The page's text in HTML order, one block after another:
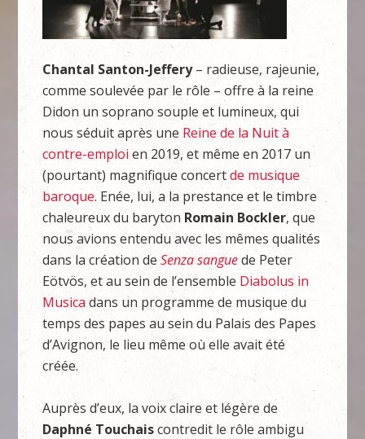
Chantal Santon-Jeffery– radieuse, rajeunie,
comme soulevée par le rôle – offre à la reine
Didon un soprano souple et lumineux, qui
nous séduit après une Reine de la Nuit à
contre-emploien 2019, et même en 2017 un
(pourtant) magnifique concertde musique
baroque. Enée, lui, a la prestance et le timbre
chaleureux du baryton Romain Bockler, que
nous avions entendu avec les mêmes qualités
dans la création deSenza sanguede Peter
Eötvös, et au sein de l’ensemble Diabolus in
Musicadans un programme de musique du
temps des papes au sein du Palais des Papes
d’Avignon, le lieu même où elle avait été
créée.
Auprès d’eux, la voix claire et légère de
Daphné Touchaiscontredit le rôle ambigu